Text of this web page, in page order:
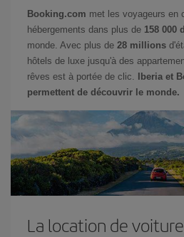
Booking.com met les voyageurs en
hébergements dans plus de 158 000
monde. Avec plus de 28 millions
hôtels de luxe jusqu'à des
rêves est à portée de clic.
Iberia et
permettent de découvrir le monde.
La location de